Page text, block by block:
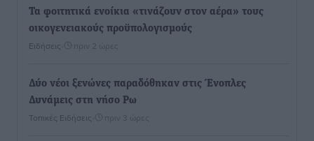
Τα φοιτητικά ενοίκια «τινάζουν στον αέρα» τους
οικογενειακούς προϋπολογισμούς
Ειδήσεις πριν 2 ώρες
Δύο νέοι ξενώνες παραδόθηκαν στις Ένοπλες
Δυνάμεις στη νήσο Ρω
Τοπικές Ειδήσεις πριν 3 ώρες